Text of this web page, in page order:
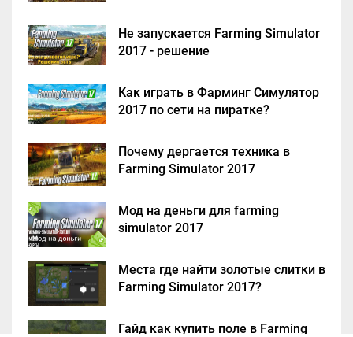
Не запускается Farming Simulator
2017 - решение
Как играть в Фарминг Симулятор
2017 по сети на пиратке?
Почему дергается техника в
Farming Simulator 2017
Мод на деньги для farming
simulator 2017
Места где найти золотые слитки в
Farming Simulator 2017?
Гайд как купить поле в Farming